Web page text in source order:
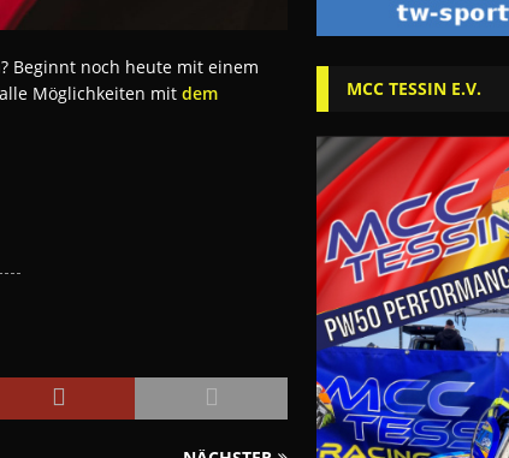
Beginnt noch heute mit einem
Möglichkeiten mit dem
MCC TESSIN E.V.